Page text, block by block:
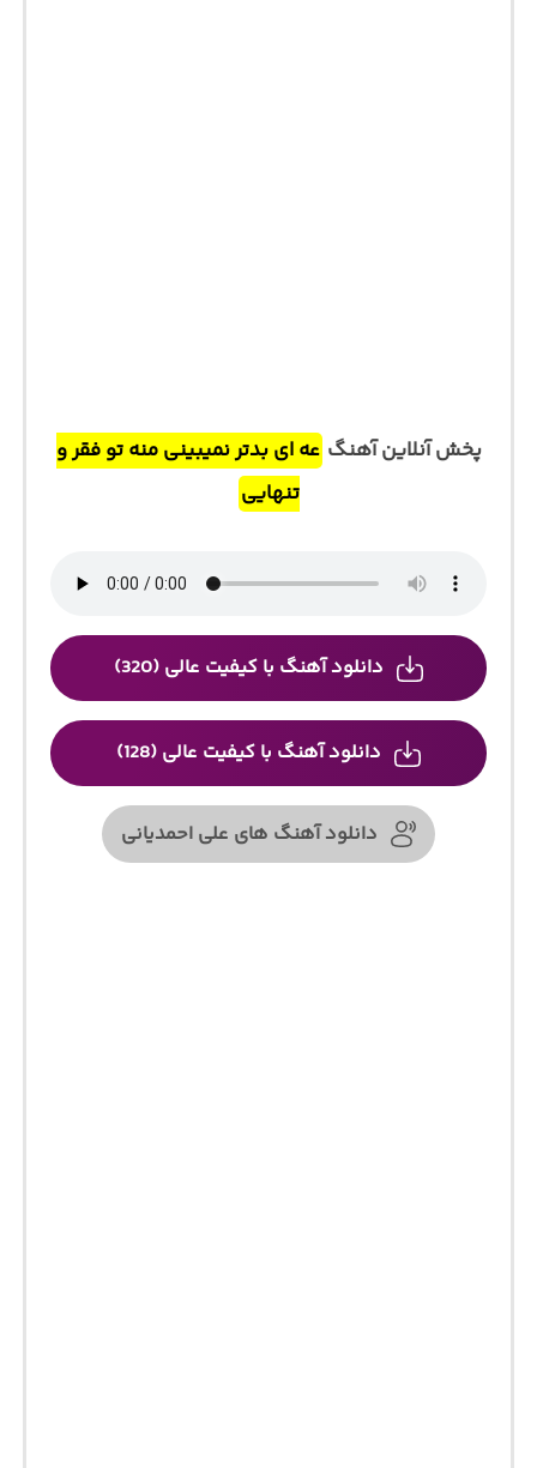
پخش آنلاین آهنگ عه ای بدتر نمیبینی منه تو فقر و
تنهایی
دانلود آهنگ با کیفیت عالی (320)
دانلود آهنگ با کیفیت عالی (128)
دانلود آهنگ های علی احمدیانی